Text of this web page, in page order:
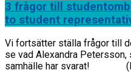
3 frågor till
to student
Vi fortsätter ställa frågor till
se vad Alexandra
samhälle har svarat!